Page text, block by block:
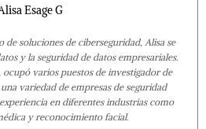
Esage G
soluciones de ciberseguridad, Alisa se
y la seguridad de datos empresariales.
ocupó varios puestos de investigador de
variedad de empresas de seguridad
en diferentes industrias como
y reconocimiento facial.